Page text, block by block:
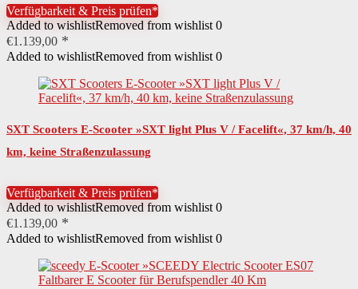
Länge Trittfläche 43 cm
Details Handgriffe ergonomisch geformt
Anzeige Cockpit Geschwindigkeit
Ständer Seitenständer
Farbe schwarz
Länge 100 cm
45,5 cm
Verfügbarkeit & Preis prüfen*
Added to wishlistRemoved from wishlist 0
€1.139,00
Added to wishlistRemoved from wishlist 0
SXT Scooters E-Scooter »SXT light Plus V / Facelift«, 37 km/h, 40
km, keine Straßenzulassung
Verfügbarkeit & Preis prüfen*
Added to wishlistRemoved from wishlist 0
€1.139,00
Added to wishlistRemoved from wishlist 0